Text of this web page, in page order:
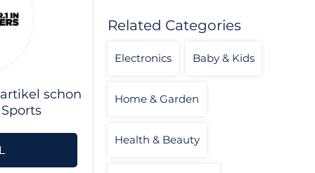
schon
Related Categories
Electronics Baby & Kids
Home & Garden
Health & Beauty